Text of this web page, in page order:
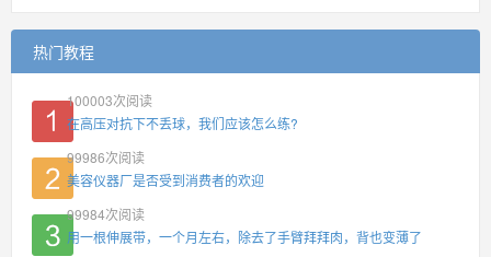
热门教程
100003次阅读
在高压对抗下不丢球，我们应该怎么练?
99986次阅读
美容仪器厂是否受到消费者的欢迎
99984次阅读
用一根伸展带，一个月左右，除去了手臂拜拜肉，背也变薄了